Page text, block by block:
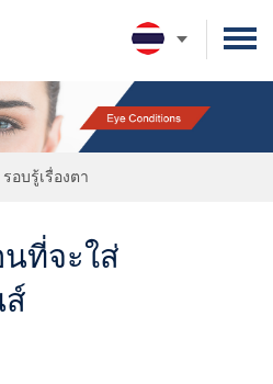
รอบรู้เรื่องตา
ที่จะใส่